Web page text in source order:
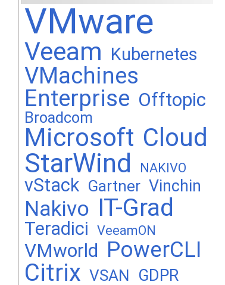
VMware
Veeam Kubernetes
VMachines
Enterprise Offtopic
Broadcom
Microsoft Cloud
StarWind NAKIVO
vStack Gartner Vinchin
Nakivo IT-Grad
Teradici VeeamON
VMworld PowerCLI
Citrix VSAN GDPR